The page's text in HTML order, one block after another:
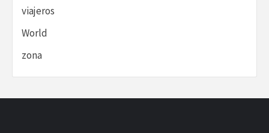
viajeros
World
zona